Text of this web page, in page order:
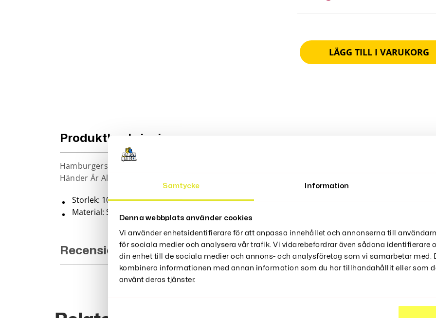
Samtycke Information
Denna webbplats använder cookies
Vi använder enhetsidentifierare för att anpassa innehållet och annonserna till
för sociala medier och analysera vår trafik. Vi vidarebefordrar även sådana identifierare
din enhet till de sociala medier och annons- och analysföretag som vi samarbetar med.
kombinera informationen med annan information som du har tillhandahållit eller som
använt deras tjänster.
LÄGG TILL I VARUKORG
Produktbeskrivning
Hamburgerstället Är Det Perfekta Verktyget För Att Bekvämt Servera Och Äta Hamburgare,
Händer Är Alltid Rena Och Fläckfria. Det Är Tåligt Och Lätt Att Rengöra.
Storlek: 10*6*5cm
Material: Silikon
Recensioner (0)